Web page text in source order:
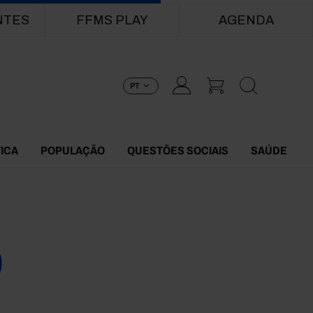
FFMS PLAY AGENDA
PT
POPULAÇÃO QUESTÕES SOCIAIS SAÚDE